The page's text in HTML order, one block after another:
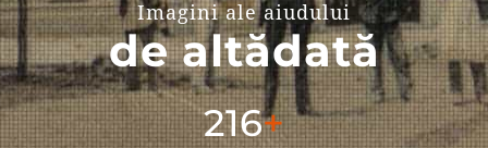
Imagini ale aiudului
de altădată
304